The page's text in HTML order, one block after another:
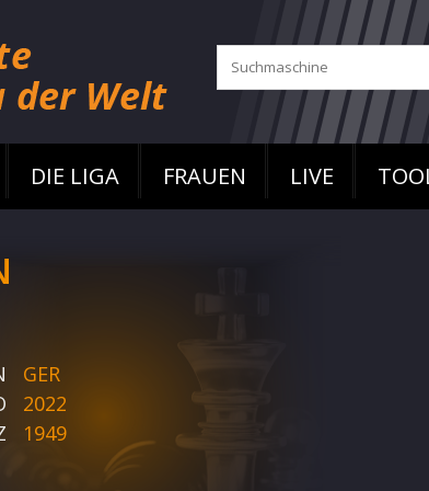
DIE LIGA FRAUEN LIVE
GER
2022
1949